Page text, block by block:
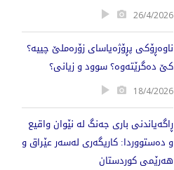
26/4/2026
ناوەڕۆکی پڕۆژەیاسای زۆرەملێ چییە؟
کێ دەگرێتەوە؟ سوود و زیانی؟
18/4/2026
ڕاگەیاندنی باری جەنگ لە نێوان واقیع
و دەستووردا: کاریگەری لەسەر عێراق و
هەرێمی کوردستان